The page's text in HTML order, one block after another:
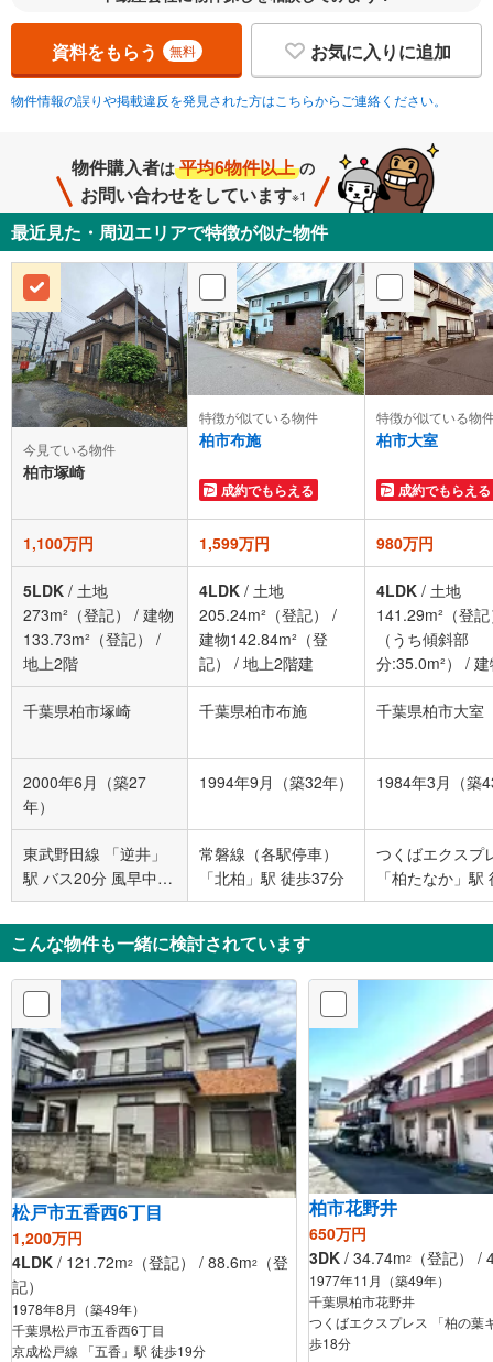
資料をもらう 無料 お気に入りに追加
物件情報の誤りや掲載違反を発見された方はこちらからご連絡ください。
物件購入者は 平均6物件以上 の
お問い合わせをしています※1
最近見た・周辺エリアで特徴が似た物件
今見ている物件
柏市塚崎
特徴が似ている物件
柏市布施
成約でもらえる
特徴が似ている物
柏市大室
成約でもらえる
1,100万円 1,599万円 980万円
5LDK / 土地
273m²（登記）
/ 建物
133.73m²（登記）
/
地上2階
4LDK / 土地
205.24m²（登記）
/
建物142.84m²（登
記）
/ 地上2階建
4LDK / 土地
141.29m²（登
（うち傾斜部
分:35.0m²）
/
102.45m²（1F
積 14.87m²）/
千葉県柏市塚崎 千葉県柏市布施 千葉県柏市大室
2000年6月（築27
年）
1994年9月（築32年） 1984年3月（築
東武野田線 「逆井」
駅 バス20分 風早中学
校 バス停下車 徒歩2
分
常磐線（各駅停車）
「北柏」駅 徒歩37分
つくばエクスプ
「柏たなか」駅
24分
こんな物件も一緒に検討されています
松戸市五香西6丁目
1,200万円
4LDK / 121.72m2 （登記） / 88.6m2
（登
記）
1978年8月（築49年）
千葉県松戸市五香西6丁目
京成松戸線 「五香」駅 徒歩19分
柏市花野井
650万円
3DK / 34.74m2 （登記） /
1977年11月（築49年）
千葉県柏市花野井
つくばエクスプレス 「柏の葉
歩18分